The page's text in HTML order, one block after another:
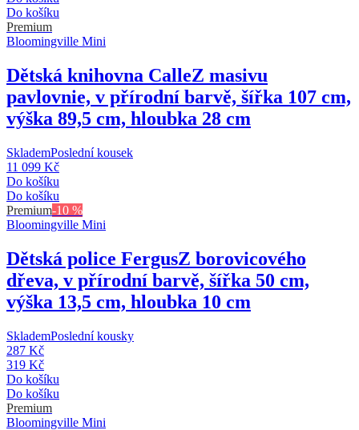
Do košíku
Premium
Bloomingville Mini
Dětská knihovna CalleZ masivu
pavlovnie, v přírodní barvě, šířka 107 cm,
výška 89,5 cm, hloubka 28 cm
SklademPoslední kousek
11 099 Kč
Do košíku
Do košíku
Premium-10 %
Bloomingville Mini
Dětská police FergusZ borovicového
dřeva, v přírodní barvě, šířka 50 cm,
výška 13,5 cm, hloubka 10 cm
SklademPoslední kousky
287 Kč
319 Kč
Do košíku
Do košíku
Premium
Bloomingville Mini